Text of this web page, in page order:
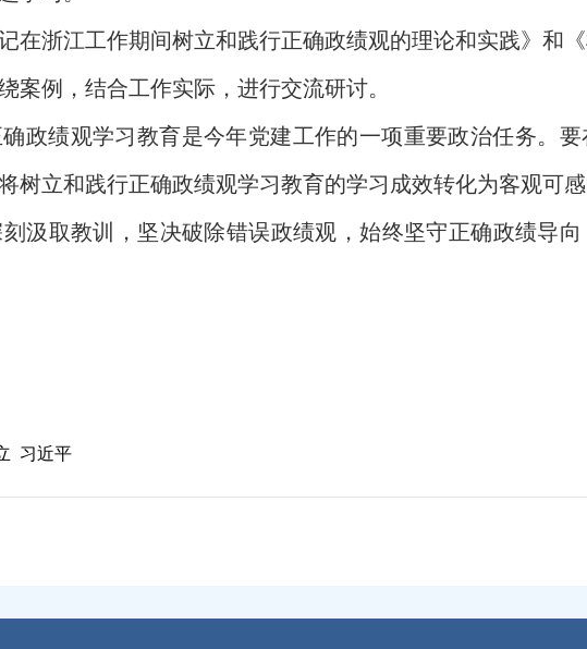
在浙江工作期间树立和践行正确政绩观的理论和实践》和
案例，结合工作实际，进行交流研讨。
政绩观学习教育是今年党建工作的一项重要政治任务。
树立和践行正确政绩观学习教育的学习成效转化为客观可
汲取教训，坚决破除错误政绩观，始终坚守正确政绩导
习近平